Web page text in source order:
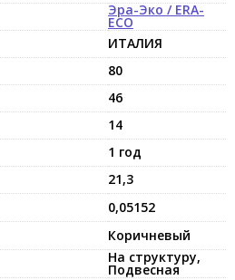
Эра-Эко / ERA-
ECO
ИТАЛИЯ
80
46
14
1 год
21,3
0,05152
Коричневый
На структуру,
Подвесная